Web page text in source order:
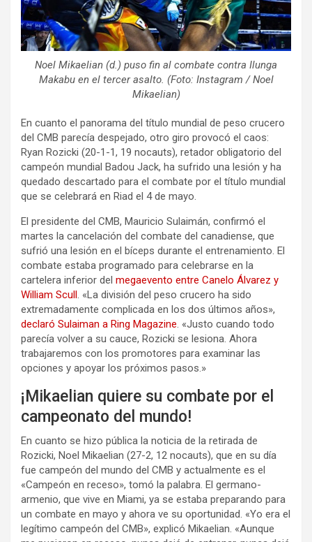
Noel Mikaelian (d.) puso fin al combate contra Ilunga
Makabu en el tercer asalto. (Foto: Instagram / Noel
Mikaelian)
En cuanto el panorama del título mundial de peso crucero
del CMB parecía despejado, otro giro provocó el caos:
Ryan Rozicki (20-1-1, 19 nocauts), retador obligatorio del
campeón mundial Badou Jack, ha sufrido una lesión y ha
quedado descartado para el combate por el título mundial
que se celebrará en Riad el 4 de mayo.
El presidente del CMB, Mauricio Sulaimán, confirmó el
martes la cancelación del combate del canadiense, que
sufrió una lesión en el bíceps durante el entrenamiento. El
combate estaba programado para celebrarse en la
cartelera inferior del megaevento entre Canelo Álvarez y
William Scull. «La división del peso crucero ha sido
extremadamente complicada en los dos últimos años»,
declaró Sulaiman a Ring Magazine. «Justo cuando todo
parecía volver a su cauce, Rozicki se lesiona. Ahora
trabajaremos con los promotores para examinar las
opciones y apoyar los próximos pasos.»
¡Mikaelian quiere su combate por el
campeonato del mundo!
En cuanto se hizo pública la noticia de la retirada de
Rozicki, Noel Mikaelian (27-2, 12 nocauts), que en su día
fue campeón del mundo del CMB y actualmente es el
«Campeón en receso», tomó la palabra. El germano-
armenio, que vive en Miami, ya se estaba preparando para
un combate en mayo y ahora ve su oportunidad. «Yo era el
legítimo campeón del CMB», explicó Mikaelian. «Aunque